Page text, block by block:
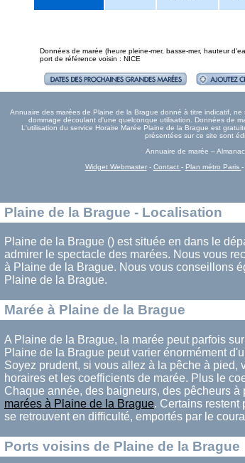
Données de marée (heure pleine-mer, basse-mer, hauteur
port de référence voisin : NICE
Annuaire des marées de Plaine de la Brague donné à titre indicatif,
dommage découlant d'une quelconque utilisation. Données de
L'utilisation du service Horaire Marée Plaine de la Brague est
présentées sur ce site sont
Annuaire de marée –
Widget Webmaster- Contact - Plan métro Paris -
Plaine de la Brague - Localisation
Plaine de la Brague () est située en dans le
admirer le spectacle des marées. Nous vous
à Plaine de la Brague. Nous vous conseillons
Plaine de la Brague.
Marée à Plaine de la Brague
A Plaine de la Brague, la marée peut parfois
Plaine de la Brague peut varier énormément
Soyez prudent, si vous allez à la pêche à
horaires et les coefficients de marée. Plus le
Chaque année, des baigneurs, des pêcheurs
marées à Plaine de la Brague. Certains restent
se retrouvent en difficulté, emportés par le
Ports voisins de Plaine de la Brague